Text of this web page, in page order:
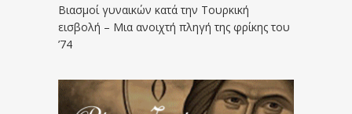
Βιασμοί γυναικών κατά την Τουρκική
εισβολή – Μια ανοιχτή πληγή της φρίκης του
’74